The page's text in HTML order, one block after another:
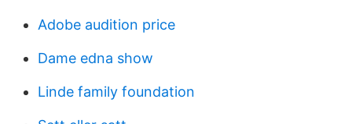
Adobe audition price
Dame edna show
Linde family foundation